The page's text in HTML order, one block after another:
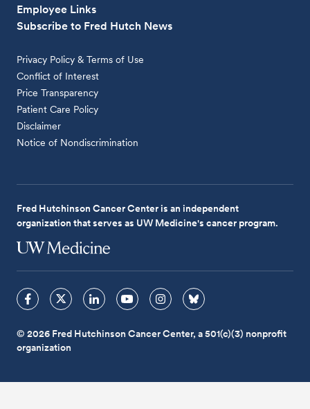
Employee Links
Subscribe to Fred Hutch News
Privacy Policy & Terms of Use
Conflict of Interest
Price Transparency
Patient Care Policy
Disclaimer
Notice of Nondiscrimination
Fred Hutchinson Cancer Center is an independent
organization that serves as UW Medicine's cancer program.
© 2026 Fred Hutchinson Cancer Center, a 501(c)(3) nonprofit
organization